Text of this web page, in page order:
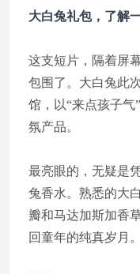
大白兔礼包，了解
这支短片，隔着屏
包围了。大白兔此
馆，以“来点孩子气
氛产品。
最亮眼的，无疑是
兔香水。熟悉的大
瓣和马达加斯加香
回童年的纯真岁月。